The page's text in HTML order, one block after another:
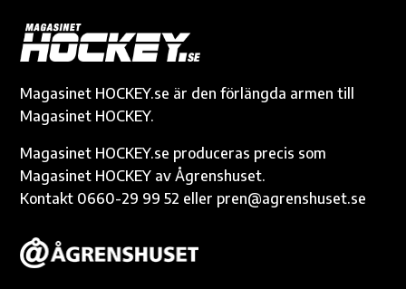
o
o
k
g
er
r
n
k p
Magasinet HOCKEY.se är den förlängda armen till
Magasinet HOCKEY.
Magasinet HOCKEY.se produceras precis som
Magasinet HOCKEY av Ågrenshuset.
Kontakt 0660-29 99 52 eller pren@agrenshuset.se